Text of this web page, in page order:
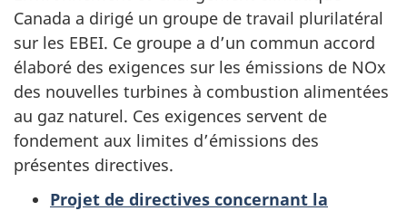
Canada a dirigé un groupe de travail plurilatéral
sur les EBEI. Ce groupe a d’un commun accord
élaboré des exigences sur les émissions de NOx
des nouvelles turbines à combustion alimentées
au gaz naturel. Ces exigences servent de
fondement aux limites d’émissions des
présentes directives.
Projet de directives concernant la